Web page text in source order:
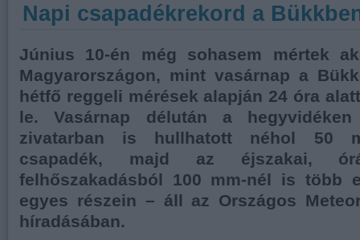
Napi csapadékrekord a
Június 10-én még sohasem mértek
Magyarországon, mint vasárnap a
hétfő reggeli mérések alapján 24 óra
le. Vasárnap délután a
zivatarban is hullhatott néhol 50
csapadék, majd az éjszakai,
felhőszakadásból 100 mm-nél is több
egyes részein – áll az Országos
híradásában.